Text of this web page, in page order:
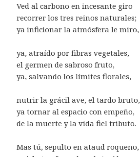
Ved al carbono en incesante giro
recorrer los tres reinos naturales;
ya inficionar la atmósfera le miro,
ya, atraído por fibras vegetales,
el germen de sabroso fruto,
ya, salvando los límites florales,
nutrir la grácil ave, el tardo bruto,
ya tornar al espacio con empeño,
de la muerte y la vida fiel tributo.
Mas tú, sepulto en ataud roqueño,